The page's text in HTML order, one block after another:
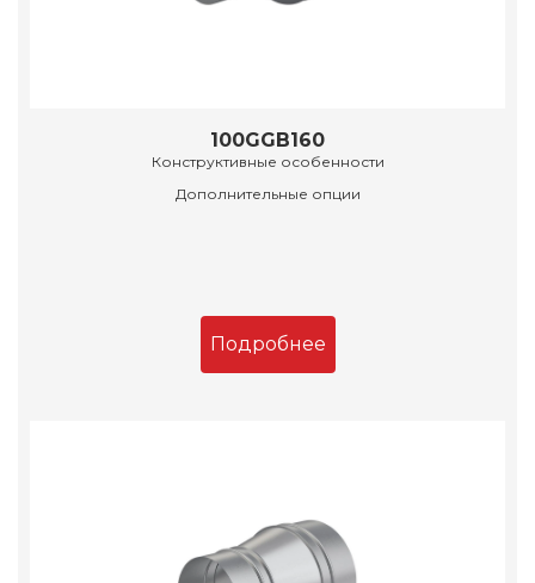
100GGB160
Конструктивные особенности
Дополнительные опции
Подробнее